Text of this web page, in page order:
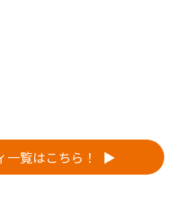
一覧はこちら！